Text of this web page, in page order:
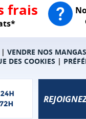
frais
| VENDRE NOS MANGAS
DES COOKIES |